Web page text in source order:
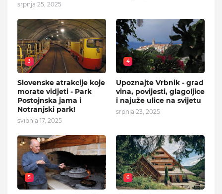
srpnja 25, 2025
3
Slovenske atrakcije koje
morate vidjeti - Park
Postojnska jama i
Notranjski park!
svibnja 17, 2025
4
Upoznajte Vrbnik - grad
vina, povijesti, glagoljice
i najuže ulice na svijetu
srpnja 23, 2025
5 6